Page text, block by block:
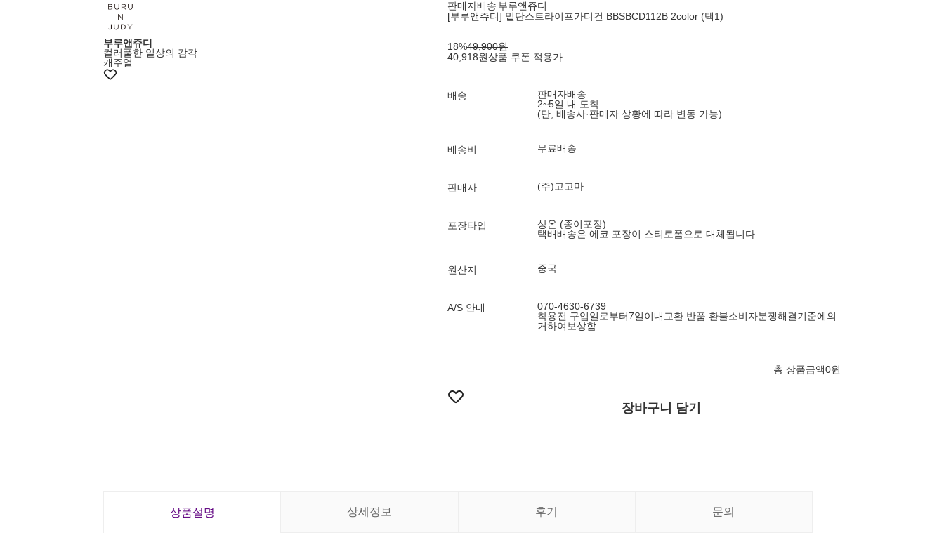
부루앤쥬디
컬러풀한 일상의 감각
캐주얼
판매자배송 부루앤쥬디
[부루앤쥬디] 밑단스트라이프가디건 BBSBCD112B 2color (택1)
18%49,900원
40,918원상품 쿠폰 적용가
배송
판매자배송
2~5일 내 도착
(단, 배송사·판매자 상황에 따라 변동 가능)
배송비 무료배송
판매자 (주)고고마
포장타입
상온 (종이포장)
택배배송은 에코 포장이 스티로폼으로 대체됩니다.
원산지 중국
A/S 안내
070-4630-6739
착용전 구입일로부터7일이내교환.반품.환불소비자분쟁해결기준에의
거하여보상함
총 상품금액0원
장바구니 담기
상품설명 상세정보 후기 문의